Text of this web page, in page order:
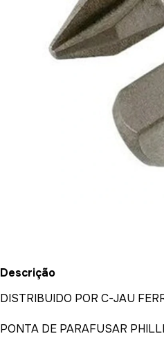
Descrição
DISTRIBUIDO POR C-JAU
PONTA DE PARAFUSAR